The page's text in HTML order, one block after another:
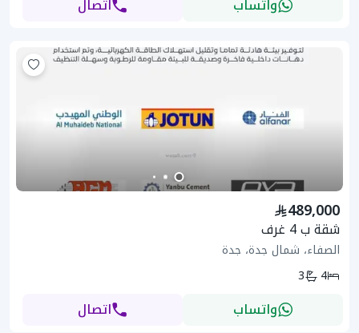
واتساب اتصال
489,000
شقة ب 4 غرف
الصفاء، شمال جدة، جدة
4
3
واتساب اتصال